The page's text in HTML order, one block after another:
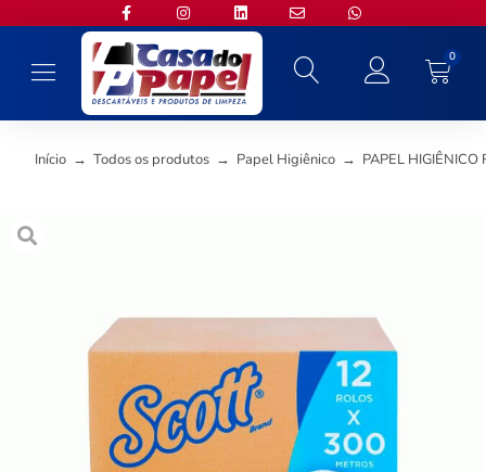
0
Início → Todos os produtos → Papel Higiênico → PAPEL